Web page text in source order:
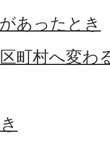
あったとき
町村へ変わ